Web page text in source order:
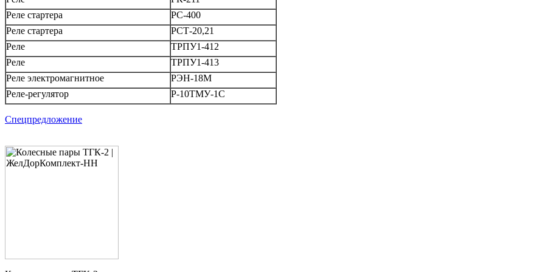
Реле стартера
РС-400
Реле стартера
РСТ-20,21
Реле
ТРПУ1-412
Реле
ТРПУ1-413
Реле электромагнитное
РЭН-18М
Реле-регулятор
Р-10ТМУ-1С
Спецпредложение